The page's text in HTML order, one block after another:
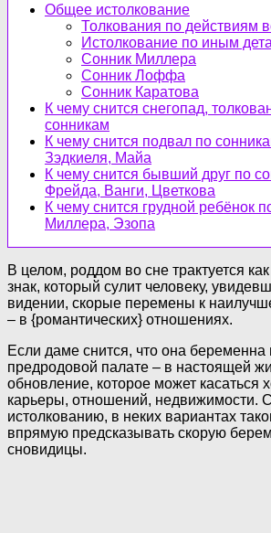
Общее истолкование
Толкования по действиям
Истолкование по иным
Сонник Миллера
Сонник Лоффа
Сонник Каратова
К чему снится снегопад,
сонникам
К чему снится подвал по
Зэдкиеля, Майа
К чему снится бывший друг по
Фрейда, Ванги, Цветкова
К чему снится грудной ребёнок
Миллера, Эзопа
В целом, роддом во сне трактуется
знак, который сулит человеку,
видении, скорые перемены к
– в {романтических} отношениях.
Если даме снится, что она беременна
предродовой палате – в настоящей
обновление, которое может касаться
карьеры, отношений, недвижимости.
истолкованию, в неких вариантах
впрямую предсказывать скорую
сновидицы.